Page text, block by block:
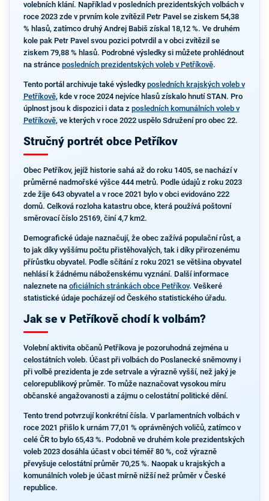
volebních klání. Například v posledních prezidentských volbách v
roce 2023 zde v prvním kole zvítězil Petr Pavel se ziskem 54,38
% hlasů, zatímco druhý Andrej Babiš získal 18,12 %. Ve druhém
kole pak Petr Pavel svou pozici potvrdil a v obci zvítězil se
ziskem 79,88 % hlasů. Podrobné výsledky si můžete prohlédnout
na stránce posledních prezidentských voleb v Petříkově.
Tento portál archivuje také výsledky posledních krajských voleb v
Petříkově, kde v roce 2024 nejvíce hlasů získalo hnutí STAN. Pro
úplnost jsou k dispozici i data z posledních komunálních voleb v
Petříkově, ve kterých v roce 2022 uspělo Sdružení pro obec 22.
Stručný portrét obce Petříkov
Obec Petříkov, jejíž historie sahá až do roku 1405, se nachází v
průměrné nadmořské výšce 444 metrů. Podle údajů z roku 2023
zde žije 643 obyvatel a v roce 2021 bylo v obci evidováno 222
domů. Celková rozloha katastru obce, která používá poštovní
směrovací číslo 25169, činí 4,7 km2.
Demografické údaje naznačují, že obec zažívá populační růst, a
to jak díky vyššímu počtu přistěhovalých, tak i díky přirozenému
přírůstku obyvatel. Podle sčítání z roku 2021 se většina obyvatel
nehlásí k žádnému náboženskému vyznání. Další informace
naleznete na oficiálních stránkách obce Petříkov. Veškeré
statistické údaje pocházejí od Českého statistického úřadu.
Jak se v Petříkově chodí k volbám?
Volební aktivita občanů Petříkova je pozoruhodná zejména u
celostátních voleb. Účast při volbách do Poslanecké sněmovny i
při volbě prezidenta je zde setrvale a výrazně vyšší, než jaký je
celorepublikový průměr. To může naznačovat vysokou míru
občanské angažovanosti a zájmu o celostátní politické dění.
Tento trend potvrzují konkrétní čísla. V parlamentních volbách v
roce 2021 přišlo k urnám 77,01 % oprávněných voličů, zatímco v
celé ČR to bylo 65,43 %. Podobně ve druhém kole prezidentských
voleb 2023 dosáhla účast v obci téměř 80 %, což výrazně
převyšuje celostátní průměr 70,25 %. Naopak u krajských a
komunálních voleb je účast mírně nižší než průměr v České
republice.